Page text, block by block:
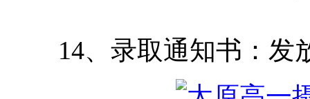
14、录取通知书：发